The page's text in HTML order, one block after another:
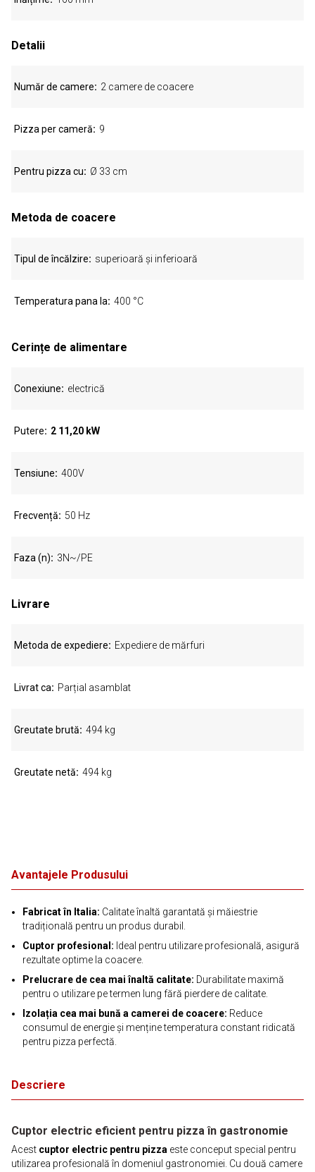
Avantajele Produsului
Fabricat în Italia: Calitate înaltă garantată și măiestrie
tradițională pentru un produs durabil.
Cuptor profesional: Ideal pentru utilizare profesională, asigură
rezultate optime la coacere.
Prelucrare de cea mai înaltă calitate: Durabilitate maximă
pentru o utilizare pe termen lung fără pierdere de calitate.
Izolația cea mai bună a camerei de coacere: Reduce
consumul de energie și menține temperatura constant ridicată
pentru pizza perfectă.
Descriere
Cuptor electric eficient pentru pizza în gastronomie
Acest cuptor electric pentru pizza este conceput special pentru
utilizarea profesională în domeniul gastronomiei. Cu două camere
Detalii
Număr de camere 2 camere de coacere
Pizza per cameră 9
Pentru pizza cu Ø 33 cm
Metoda de coacere
Tipul de încălzire superioară și inferioară
Temperatura pana la 400 °C
Cerințe de alimentare
Conexiune electrică
Putere 2 11,20 kW
Tensiune 400V
Frecvență 50 Hz
Faza (n) 3N~/PE
Livrare
Metoda de expediere Expediere de mărfuri
Livrat ca Parțial asamblat
Greutate brută 494 kg
Greutate netă 494 kg